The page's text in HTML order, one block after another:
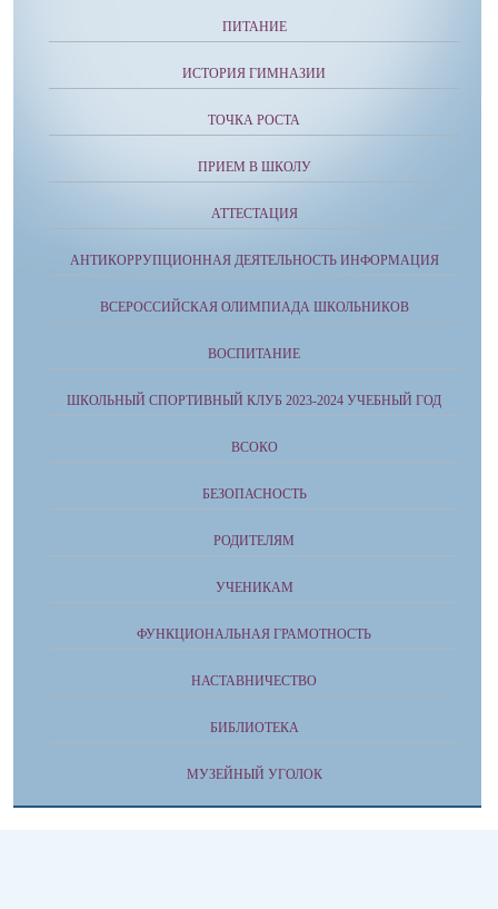
ПИТАНИЕ
ИСТОРИЯ ГИМНАЗИИ
ТОЧКА РОСТА
ПРИЕМ В ШКОЛУ
АТТЕСТАЦИЯ
АНТИКОРРУПЦИОННАЯ ДЕЯТЕЛЬНОСТЬ ИНФОРМАЦИЯ
ВСЕРОССИЙСКАЯ ОЛИМПИАДА ШКОЛЬНИКОВ
ВОСПИТАНИЕ
ШКОЛЬНЫЙ СПОРТИВНЫЙ КЛУБ 2023-2024 УЧЕБНЫЙ ГОД
ВСОКО
БЕЗОПАСНОСТЬ
РОДИТЕЛЯМ
УЧЕНИКАМ
ФУНКЦИОНАЛЬНАЯ ГРАМОТНОСТЬ
НАСТАВНИЧЕСТВО
БИБЛИОТЕКА
МУЗЕЙНЫЙ УГОЛОК